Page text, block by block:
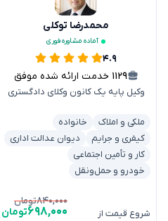
محمدرضا توکلی
آماده مشاوره فوری
۴.۹
۱۱۲۹ خدمت ارائه شده موفق
وکیل پایه یک کانون وکلای دادگستری
ملکی و املاک
خانواده
کیفری و جرایم
دیوان عدالت اداری
کار و تأمین اجتماعی
خودرو و حمل‌ونقل
شروع قیمت از
۸۴۰,۰۰۰تومان
۶۹۸,۰۰۰تومان